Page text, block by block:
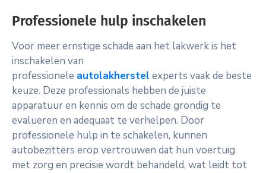
Professionele hulp inschakelen
Voor meer ernstige schade aan het lakwerk is het
inschakelen van
professionele autolakherstel experts vaak de beste
keuze. Deze professionals hebben de juiste
apparatuur en kennis om de schade grondig te
evalueren en adequaat te verhelpen. Door
professionele hulp in te schakelen, kunnen
autobezitters erop vertrouwen dat hun voertuig
met zorg en precisie wordt behandeld, wat leidt tot